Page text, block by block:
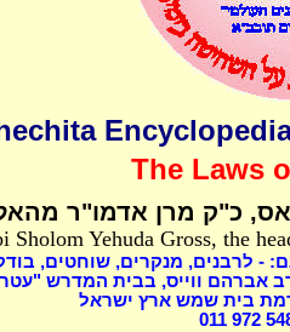
The Laws
כ"ק מרן אדמו"ר
Sholom Yehuda Gross, the
- לרבנים, מנקרים, שוחטים,
אברהם ווייס, בבית המדרש
בית שמש ארץ ישראל
011 972